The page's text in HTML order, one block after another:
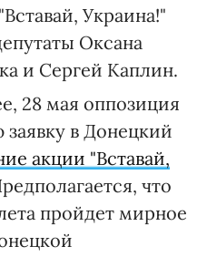
Украина!"
Оксана
и Сергей Каплин.
28 мая оппозиция
в Донецкий
акции "Вставай,
что
пройдет мирное